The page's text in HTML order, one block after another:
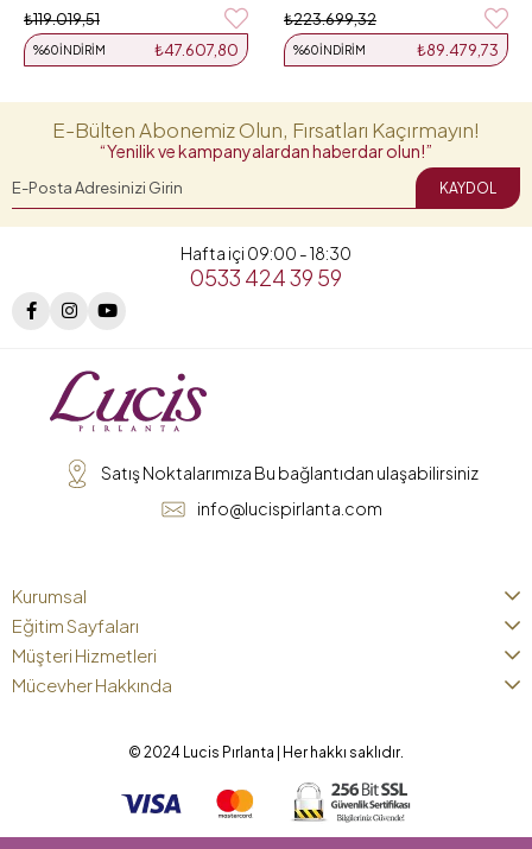
₺47.607,80
%60İNDIRIM
₺119.019,51
₺89.479,73
%60İNDIRIM
₺223.699,32
E-Bülten Abonemiz Olun, Fırsatları Kaçırmayın!
“Yenilik ve kampanyalardan haberdar olun!”
KAYDOL
Hafta içi 09:00 - 18:30
0533 424 39 59
Satış Noktalarımıza Bu bağlantıdan ulaşabilirsiniz
info@lucispirlanta.com
Kurumsal
Eğitim Sayfaları
Müşteri Hizmetleri
Mücevher Hakkında
© 2024 Lucis Pırlanta | Her hakkı saklıdır.